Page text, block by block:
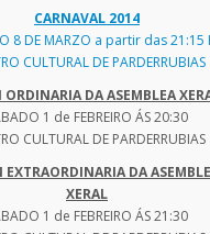
CARNAVAL 2014
8 DE MARZO a partir das 21:15
CULTURAL DE PARDERRUBIAS
ORDINARIA DA ASEMBLEA
1 de FEBREIRO ÁS 20:30
CULTURAL DE PARDERRUBIAS
EXTRAORDINARIA DA
XERAL
1 de FEBREIRO ÁS 21:30